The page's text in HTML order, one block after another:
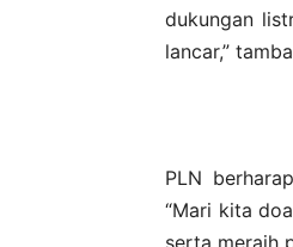
dukungan
lancar,”
PLN
“Mari kita
serta meraih